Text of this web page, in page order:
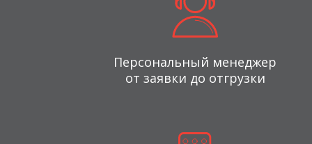
Персональный менеджер
от заявки до отгрузки